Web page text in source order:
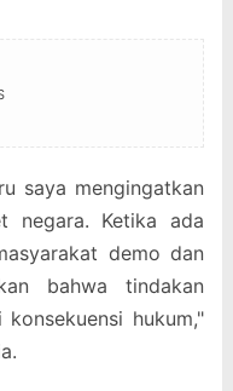
saya mengingatkan
negara. Ketika ada
demo dan
bahwa tindakan
hukum,"